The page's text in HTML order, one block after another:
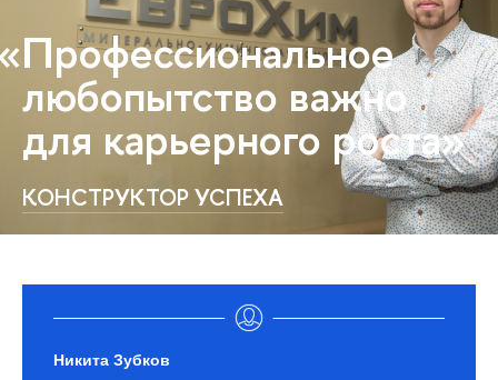
любопытство важно
для карьерного роста»
КОНСТРУКТОР УСПЕХА
Никита Зубков